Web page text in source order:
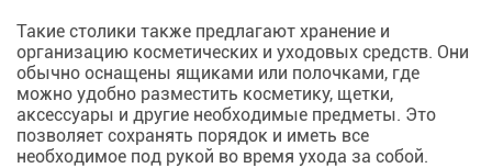
Такие столики также предлагают хранение и
организацию косметических и уходовых средств. Они
обычно оснащены ящиками или полочками, где
можно удобно разместить косметику, щетки,
аксессуары и другие необходимые предметы. Это
позволяет сохранять порядок и иметь все
необходимое под рукой во время ухода за собой.